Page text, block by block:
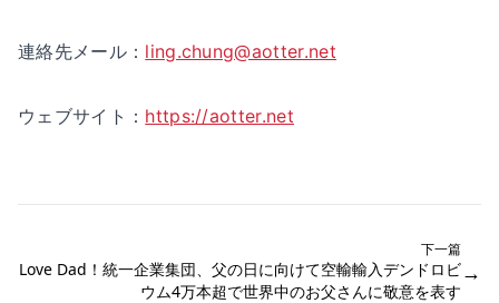
連絡先メール： ling.chung@aotter.net
ウェブサイト： https://aotter.net
下一篇
Love Dad！統一企業集団、父の日に向けて空輸輸入デンドロビ
ウム4万本超で世界中のお父さんに敬意を表す
→